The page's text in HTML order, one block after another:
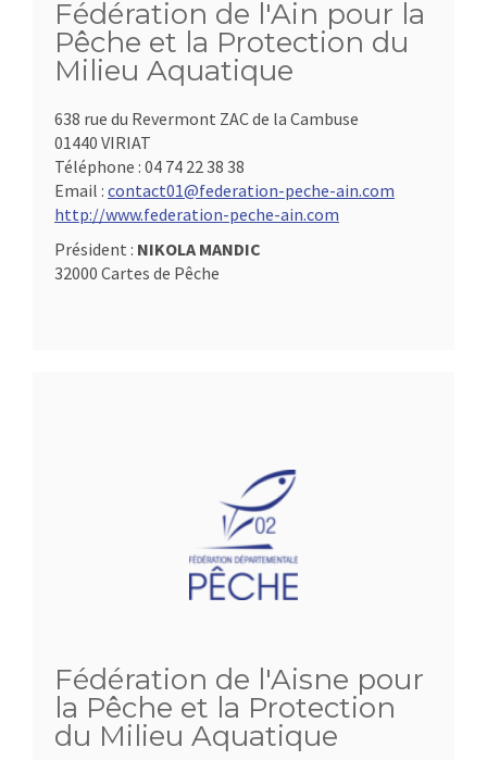
Fédération de l'Ain pour la
Pêche et la Protection du
Milieu Aquatique
638 rue du Revermont ZAC de la Cambuse
01440 VIRIAT
Téléphone : 04 74 22 38 38
Email : contact01@federation-peche-ain.com
http://www.federation-peche-ain.com
Président : NIKOLA MANDIC
32000 Cartes de Pêche
Fédération de l'Aisne pour
la Pêche et la Protection
du Milieu Aquatique